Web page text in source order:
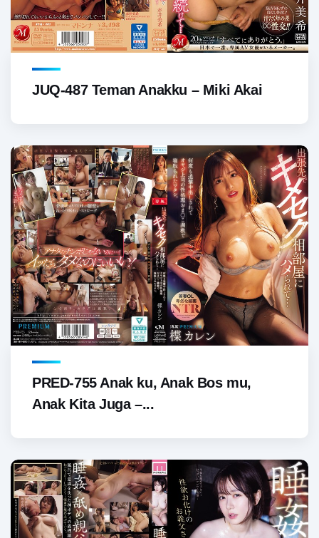
JUQ-487 Teman Anakku – Miki Akai
PRED-755 Anak ku, Anak Bos mu,
Anak Kita Juga –...